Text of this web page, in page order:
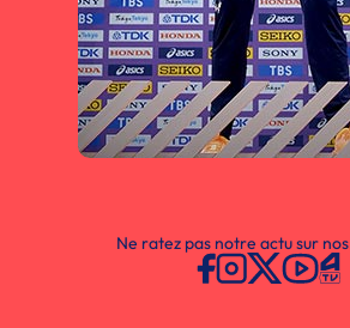
Ne ratez pas notre actu sur